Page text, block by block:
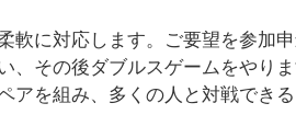
軟に対応します。ご要望を参加
、その後ダブルスゲームをやりま
アを組み、多くの人と対戦できる